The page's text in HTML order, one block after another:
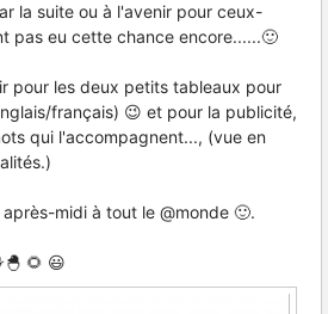
la suite ou à l'avenir pour ceux-
pas eu cette chance encore......🙂
pour les deux petits tableaux pour
français) 😉 et pour la publicité,
qui l'accompagnent..., (vue en
midi à tout le @monde 🙂.
🌻 😃